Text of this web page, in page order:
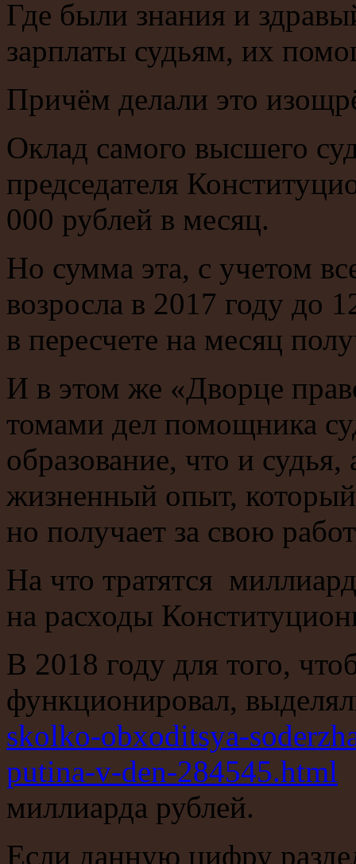
Где были знания и
зарплаты судьям, их
Причём делали это
Оклад самого высшего
председателя
000 рублей в месяц.
Но сумма эта, с учетом
возросла в 2017 году до
в пересчете на месяц
И в этом же «Дворце
томами дел помощника
образование, что и
жизненный опыт,
но получает за свою
На что тратятся
на расходы
В 2018 году для того,
функционировал,
skolko-obxoditsya-
putina-v-den-284545.html
миллиарда рублей.
Если данную цифру